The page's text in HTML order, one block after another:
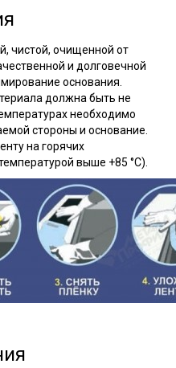
чистой, очищенной от
и долговечной
основания.
должна быть не
необходимо
стороны и основание.
на горячих
выше +85 °С).